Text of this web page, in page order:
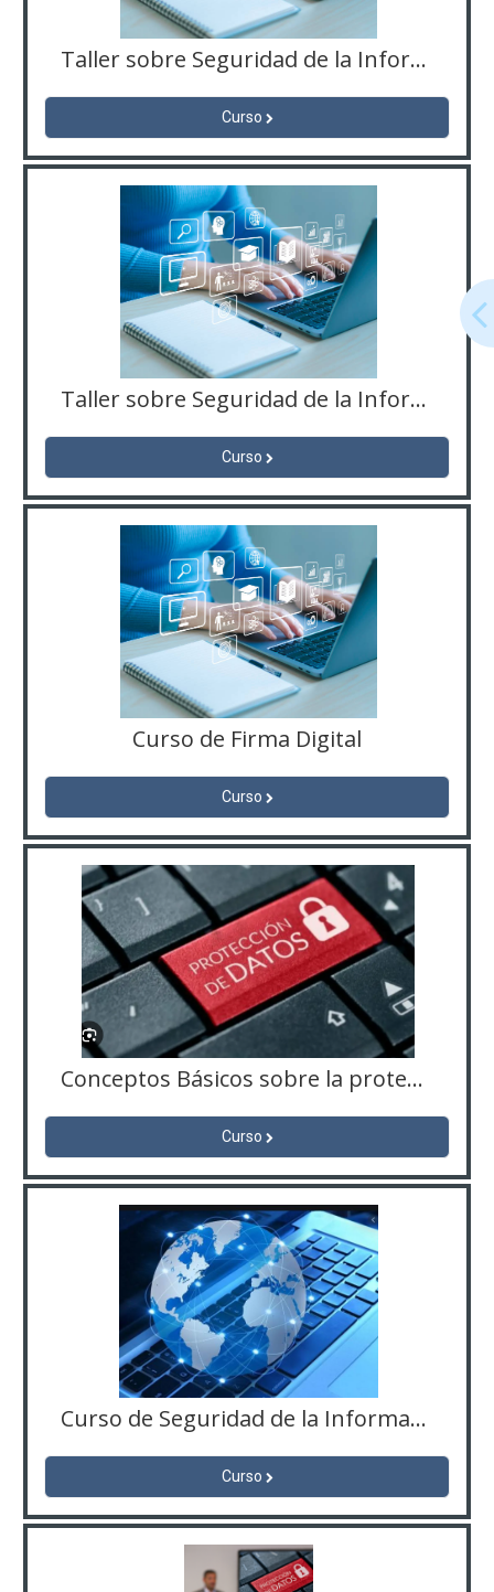
Taller sobre Seguridad de la Información Digital (01) copia 2
Curso
Taller sobre Seguridad de la Información Digital (01) copia 1
Curso
Curso de Firma Digital
Curso
Conceptos Básicos sobre la protecion y derechos de titulares de datos personales - JU-MJUS-56208
Curso
Curso de Seguridad de la Información 2025
Curso